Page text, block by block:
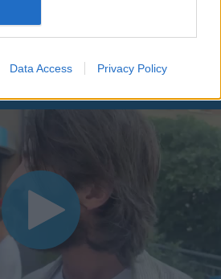
Data Access Privacy Policy